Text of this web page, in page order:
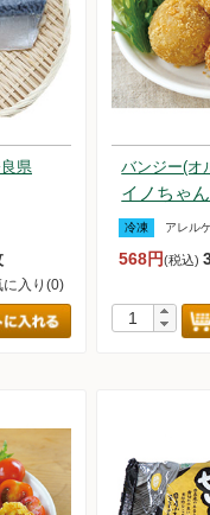
て
オルター品もの
取扱店のご紹介
新規募集中！
ランチャイズビジネス
県
に入り(0)
バンジー(オ
イノちゃ
冷凍 アレル
568円(税込)